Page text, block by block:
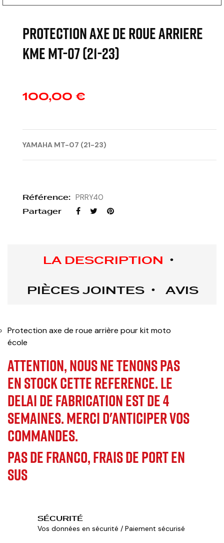
PROTECTION AXE DE ROUE ARRIERE
KME MT-07 (21-23)
100,00 €
YAMAHA MT-07 (21-23)
Référence: PRRY40
Partager
LA DESCRIPTION
PIÈCES JOINTES
AVIS
Protection axe de roue arrière pour kit moto
école
ATTENTION,NOUS NE TENONS PAS
EN STOCK CETTE REFERENCE. LE
DELAI DE FABRICATION EST DE 4
SEMAINES. MERCI D'ANTICIPER VOS
COMMANDES.
PAS DE FRANCO, FRAIS DE PORT EN
SUS
SÉCURITÉ
Vos données en sécurité / Paiement sécurisé